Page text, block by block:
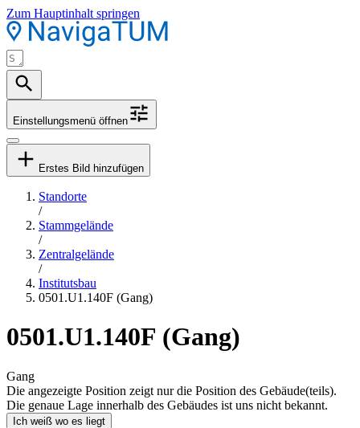
Zum Hauptinhalt springen
Einstellungsmenü öffnen
Erstes Bild hinzufügen
Standorte
/
Stammgelände
/
Zentralgelände
/
Institutsbau
0501.U1.140F (Gang)
0501.U1.140F (Gang)
Gang
Die angezeigte Position zeigt nur die Position des Gebäude(teils).
Die genaue Lage innerhalb des Gebäudes ist uns nicht bekannt.
Ich weiß wo es liegt